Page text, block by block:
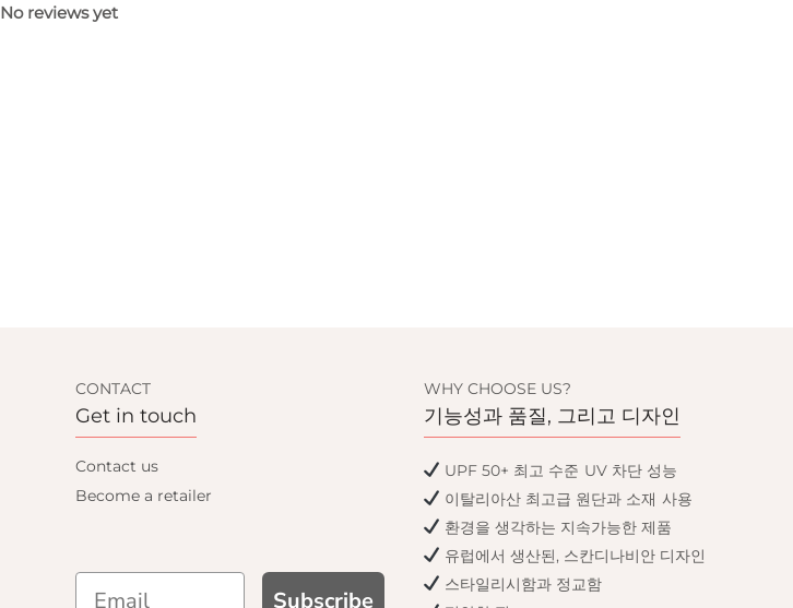
No reviews yet
CONTACT
Get in touch
Contact us
Become a retailer
Subscribe
WHY CHOOSE US?
기능성과 품질, 그리고 디자인
UPF 50+ 최고 수준 UV 차단 성능
이탈리아산 최고급 원단과 소재 사용
환경을 생각하는 지속가능한 제품
유럽에서 생산된, 스칸디나비안 디자인
스타일리시함과 정교함